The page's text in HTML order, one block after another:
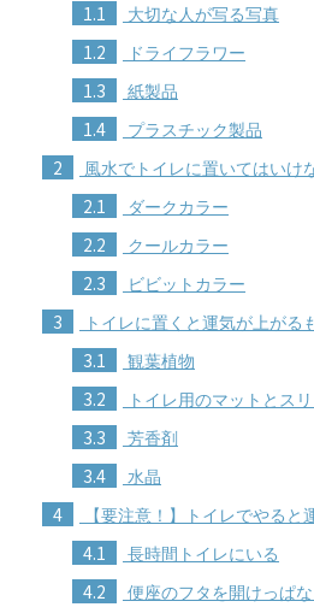
1.1 大切な人が写る写真
1.2 ドライフラワー
1.3 紙製品
1.4 プラスチック製品
2 風水でトイレに置いてはいけ
2.1 ダークカラー
2.2 クールカラー
2.3 ビビットカラー
3 トイレに置くと運気が上がる
3.1 観葉植物
3.2 トイレ用のマットとス
3.3 芳香剤
3.4 水晶
4 【要注意！】トイレでやると
4.1 長時間トイレにいる
4.2 便座のフタを開けっぱ